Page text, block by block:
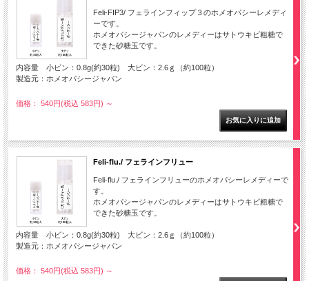
Feli-FIP3/ フェラインフィップ３のホメオパシーレメディ
ーです。
ホメオパシージャパンのレメディーはサトウキビ粗糖で
できた砂糖玉です。
内容量 小ビン：0.8g(約30粒) 大ビン：2.6ｇ（約100粒）
製造元：ホメオパシージャパン
価格： 540円(税込 583円) ～
Feli-flu./ フェラインフリュー
Feli-flu./ フェラインフリューのホメオパシーレメディーで
す。
ホメオパシージャパンのレメディーはサトウキビ粗糖で
できた砂糖玉です。
内容量 小ビン：0.8g(約30粒) 大ビン：2.6ｇ（約100粒）
製造元：ホメオパシージャパン
価格： 540円(税込 583円) ～